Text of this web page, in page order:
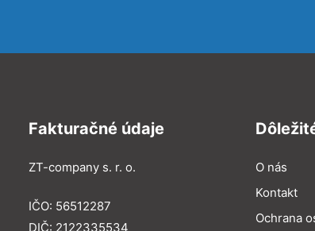
Fakturačné údaje
ZT-company s. r. o.
IČO: 56512287
DIČ: 2122335534
O nás
Kontakt
Ochrana